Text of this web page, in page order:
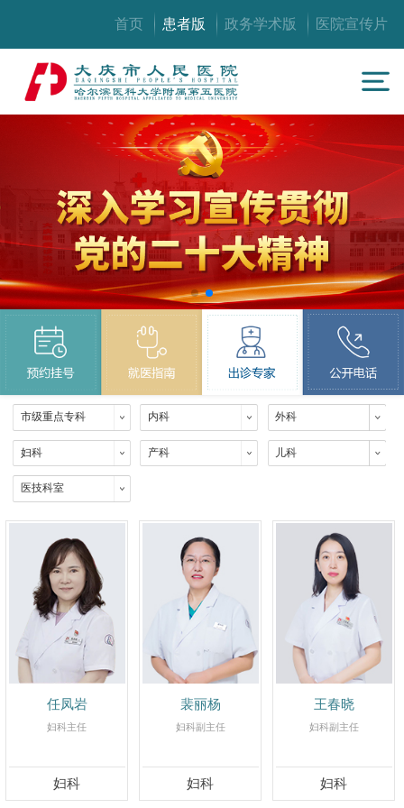
首页 患者版 政务学术版 医院宣传片
市级重点专科 内科 外科
妇科 产科 儿科
医技科室
任凤岩
妇科主任
妇科
裴丽杨
妇科副主任
妇科
王春晓
妇科副主任
妇科